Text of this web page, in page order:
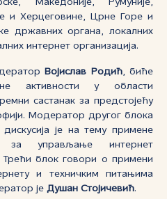
Македоније, Румуније,
и Херцеговине, Црне Горе и
државних органа, локалних
интернет организација.
Војислав Родић, биће
активности у области
састанак за предстојећу
Модератор другог блока
је на тему примене
за управљање интернет
Трећи блок говори о примени
и техничким питањима
је Душан Стојичевић.